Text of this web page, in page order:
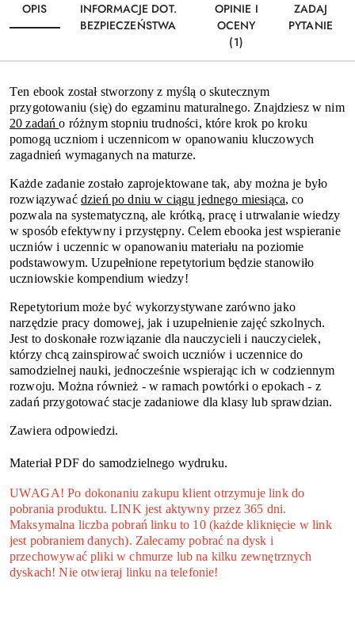
OPIS
INFORMACJE DOT.
BEZPIECZEŃSTWA
OPINIE I
OCENY
(1)
ZADAJ
PYTANIE
Ten ebook został stworzony z myślą o skutecznym
przygotowaniu (się) do egzaminu maturalnego. Znajdziesz w nim
20 zadańo różnym stopniu trudności, które krok po kroku
pomogą uczniom i uczennicom w opanowaniu kluczowych
zagadnień wymaganych na maturze.
Każde zadanie zostało zaprojektowane tak, aby można je było
rozwiązywać dzień po dniu w ciągu jednego miesiąca, co
pozwala na systematyczną, ale krótką, pracę i utrwalanie wiedzy
w sposób efektywny i przystępny. Celem ebooka jest wspieranie
uczniów i uczennic w opanowaniu materiału na poziomie
podstawowym. Uzupełnione repetytorium będzie stanowiło
uczniowskie kompendium wiedzy!
Repetytorium może być wykorzystywane zarówno jako
narzędzie pracy domowej, jak i uzupełnienie zajęć szkolnych.
Jest to doskonałe rozwiązanie dla nauczycieli i nauczycielek,
którzy chcą zainspirować swoich uczniów i uczennice do
samodzielnej nauki, jednocześnie wspierając ich w codziennym
rozwoju. Można również - w ramach powtórki o epokach - z
zadań przygotować stacje zadaniowe dla klasy lub sprawdzian.
Zawiera odpowiedzi.
Materiał PDF do samodzielnego wydruku.
UWAGA! Po dokonaniu zakupu klient otrzymuje link do
pobrania produktu. LINK jest aktywny przez 365 dni.
Maksymalna liczba pobrań linku to 10 (każde kliknięcie w link
jest pobraniem danych). Zalecamy pobrać na dysk i
przechowywać pliki w chmurze lub na kilku zewnętrznych
dyskach! Nie otwieraj linku na telefonie!